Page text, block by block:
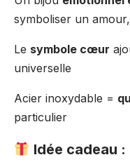
symboliser un
Le symbole cœur
universelle
Acier inoxydable =
particulier
Idée cadeau :